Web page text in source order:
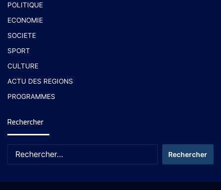
POLITIQUE
ECONOMIE
SOCIETE
SPORT
CULTURE
ACTU DES REGIONS
PROGRAMMES
Rechercher